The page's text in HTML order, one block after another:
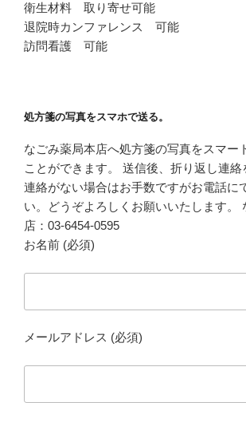
衛生材料 取り寄せ可能
退院時カンファレンス 可能
訪問看護 可能
処方箋の写真をスマホで送る。
なごみ薬局本店へ処方箋の写真をスマー
ことができます。 送信後、折り返し連絡
連絡がない場合はお手数ですがお電話に
い。どうぞよろしくお願いいたします。
店：03-6454-0595
お名前 (必須)
メールアドレス (必須)